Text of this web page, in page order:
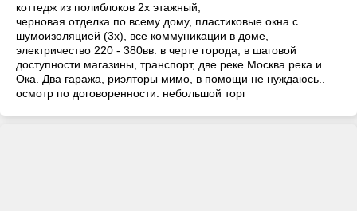
коттедж из полиблоков 2х этажный,
черновая отделка по всему дому, пластиковые окна с
шумоизоляцией (3х), все коммуникации в доме,
электричество 220 - 380вв. в черте города, в шаговой
доступности магазины, транспорт, две реке Москва река и
Ока. Два гаража, риэлторы мимо, в помощи не нуждаюсь..
осмотр по договоренности. небольшой торг